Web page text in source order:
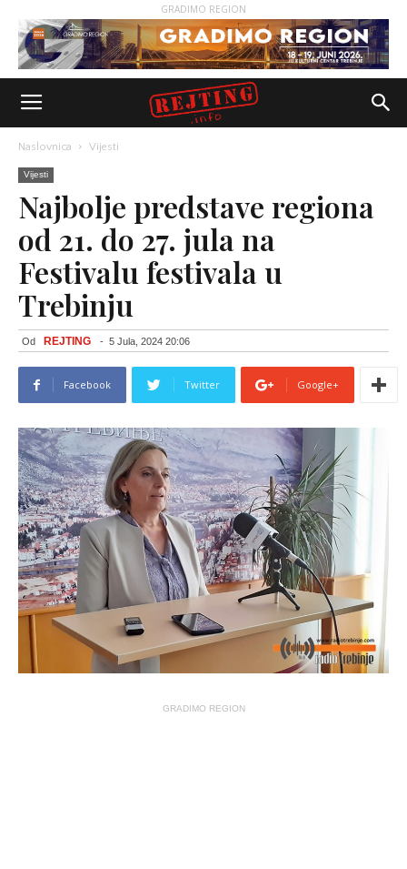
GRADIMO REGION
Naslovnica Vijesti
Vijesti
Najbolje predstave regiona
od 21. do 27. jula na
Festivalu festivala u
Trebinju
Od REJTING - 5 Jula, 2024 20:06
Facebook Twitter Google+
GRADIMO REGION